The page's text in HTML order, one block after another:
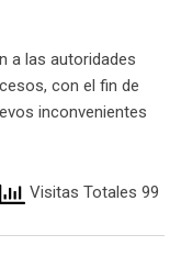
a las autoridades
con el fin de
inconvenientes
Visitas Totales 99